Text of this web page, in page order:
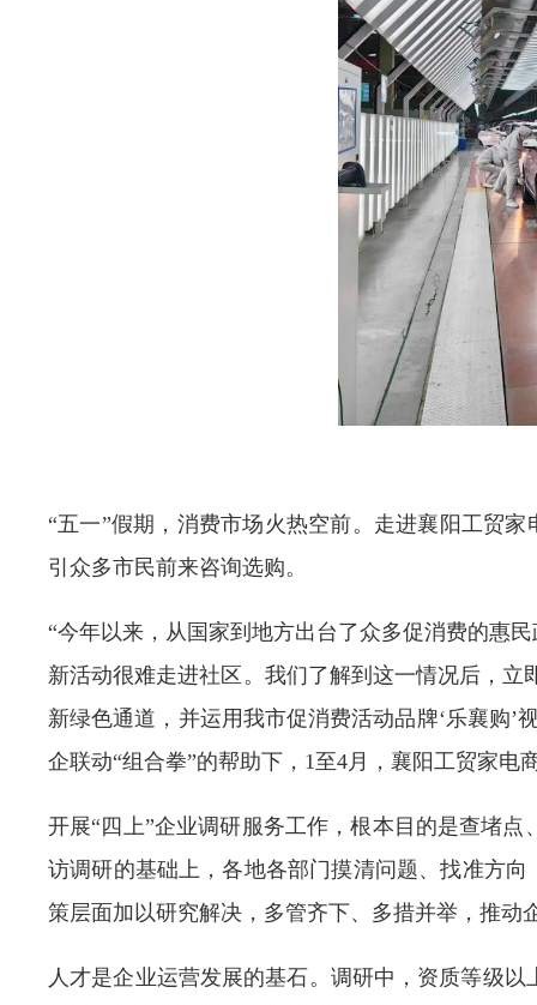
“五一”假期，消费市场火热空前。走进襄阳工贸
引众多市民前来咨询选购。
“今年以来，从国家到地方出台了众多促消费的惠
新活动很难走进社区。我们了解到这一情况后，
新绿色通道，并运用我市促消费活动品牌‘乐襄购
企联动“组合拳”的帮助下，1至4月，襄阳工贸家电
开展“四上”企业调研服务工作，根本目的是查堵
访调研的基础上，各地各部门摸清问题、找准方
策层面加以研究解决，多管齐下、多措并举，推动
人才是企业运营发展的基石。调研中，资质等级